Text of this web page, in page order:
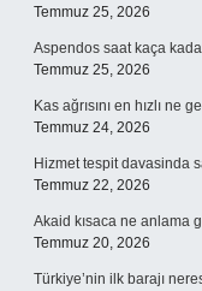
Temmuz 25, 2026
Aspendos saat kaça
Temmuz 25, 2026
Kas ağrısını en hızlı ne
Temmuz 24, 2026
Hizmet tespit davasinda
Temmuz 22, 2026
Akaid kısaca ne anlama
Temmuz 20, 2026
Türkiye’nin ilk barajı